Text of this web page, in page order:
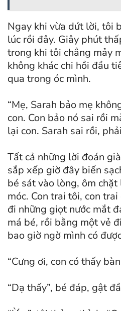
Ngay khi vừa dứt lời, tôi
lúc rồi đây. Giây phút
trong khi tôi chẳng mảy
không khác chi hồi đầu
qua trong óc mình.
“Mẹ, Sarah bảo mẹ
con. Con bảo nó sai rồi
lại con. Sarah sai rồi,
Tất cả những lời đoán
sắp xếp giờ đây biến
bé sát vào lòng, ôm
móc. Con trai tôi, con
đi những giọt nước mắt
má bé, rồi bằng một vẻ
bao giờ ngờ mình có
“Cưng ơi, con có thấy
“Dạ thấy”, bé đáp, gật